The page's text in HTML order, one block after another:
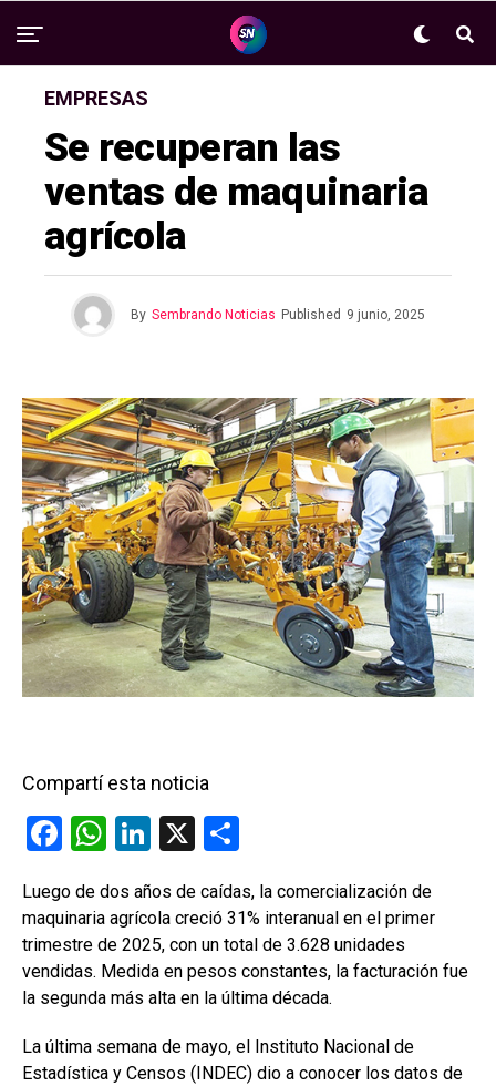
EMPRESAS
Se recuperan las
ventas de maquinaria
agrícola
By Sembrando Noticias Published 9 junio, 2025
Compartí esta noticia
F
ce
b
o
o
k
W
at
s
A
p
p
Li
ke
dI
n
X
m
p
ar
tir
Luego de dos años de caídas, la comercialización de
maquinaria agrícola creció 31% interanual en el primer
trimestre de 2025, con un total de 3.628 unidades
vendidas. Medida en pesos constantes, la facturación fue
la segunda más alta en la última década.
La última semana de mayo, el Instituto Nacional de
Estadística y Censos (INDEC) dio a conocer los datos de